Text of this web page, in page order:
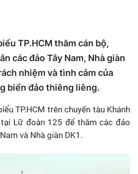
TP.HCM thăm cán bộ,
các đảo Tây Nam, Nhà giàn
nhiệm và tình cảm của
biển đảo thiêng liêng.
TP.HCM trên chuyến tàu Khánh
Lữ đoàn 125 để thăm các đảo
và Nhà giàn DK1.